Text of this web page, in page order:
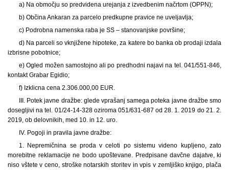
a) Na območju so predvidena urejanja z izvedbenim načrtom (OPPN);
b) Občina Ankaran za parcelo predkupne pravice ne uveljavlja;
c) Podrobna namenska raba je SS – stanovanjske površine;
d) Na parceli so vknjižene hipoteke, za katere bo banka ob prodaji izdala
izbrisne pobotnice;
e) Ogled možen samostojno ali po predhodni najavi na tel. 041/551-846,
kontakt Grabar Egidio;
f) Izklicna cena 2.306.000,00 EUR.
III. Potek javne dražbe: glede vprašanj samega poteka javne dražbe smo
dosegljivi na tel. 01/24-14-328 oziroma 051/631-687 od 28. 1. 2019 do 21. 2.
2019, ob delovnikih, med 10. in 12. uro.
IV. Pogoji in pravila javne dražbe:
1. Nepremičnina se proda v celoti po sistemu videno kupljeno, zato
morebitne reklamacije ne bodo upoštevane. Predpisane davčne dajatve, ki
niso vštete v ceno, stroške notarskih storitev in vpis v zemljiško knjigo, plača